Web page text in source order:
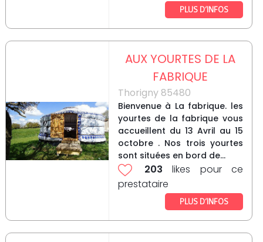
PLUS D’INFOS
AUX YOURTES DE LA
FABRIQUE
Thorigny 85480
Bienvenue à La fabrique. les
yourtes de la fabrique vous
accueillent du 13 Avril au 15
octobre . Nos trois yourtes
sont situées en bord de...
203 likes pour ce
prestataire
PLUS D’INFOS